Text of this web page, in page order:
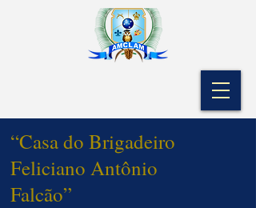
“Casa do Brigadeiro
Feliciano Antônio
Falcão”